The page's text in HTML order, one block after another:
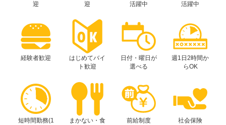
迎
迎
活躍中
活躍中
経験者歓迎
はじめてバイ
ト歓迎
日付・曜日が
選べる
週1日2時間か
らOK
短時間勤務(1
まかない・食
前給制度
社会保険